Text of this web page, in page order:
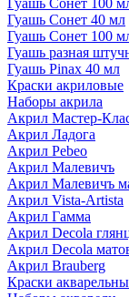
Гуашь Сонет 100
Гуашь Сонет 40 мл
Гуашь Сонет 100
Гуашь разная
Гуашь Pinax 40 мл
Краски акриловые
Наборы акрила
Акрил Мастер-
Акрил Ладога
Акрил Pebeo
Акрил Малевичъ
Акрил Малевичъ
Акрил Vista-Artista
Акрил Гамма
Акрил Decola
Акрил Decola
Акрил Brauberg
Краски